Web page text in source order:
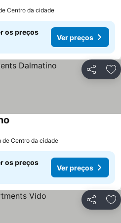
Centro da cidade
os preços
Ver preços
Partilhar
de Centro da cidade
os preços
Ver preços
Partilhar